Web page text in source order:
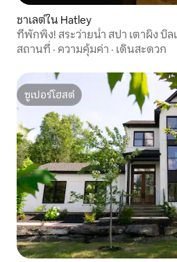
ชาเลต์ใน Hatley
ที่พักพิง! สระว่ายน้ำ สปา เตาผิง บิล
สถานที่ · ความคุ้มค่า · เดินสะดวก
ซูเปอร์โฮสต์
ซูเปอร์โฮสต์